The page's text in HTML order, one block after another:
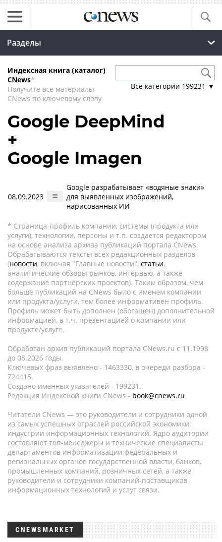
Разделы
Индексная книга (каталог)
CNews*
Получите все материалы
CNews по ключевому слову
Все категории 199231 ▼
Google DeepMind
+
Google Imagen
08.09.2023
Google разрабатывает «водяные знаки»
для выявленных изображений,
нарисованных ИИ
* Страница-профиль компании, системы (продукта или
услуги), технологии, персоны и т.п. создается редактором
на основе анализа архива публикаций портала CNews.
Обрабатываются тексты всех редакционных разделов
(новости, включая "Главные новости", статьи,
аналитические обзоры рынков, интервью, а также
содержание партнёрских проектов). Таким образом, чем
больше публикаций на CNews было с именем компании
или продукта/услуги, тем более информативен профиль.
Профиль может быть дополнен (обогащен) дополнительной
информацией, в т.ч. презентацией о компании или
продукте/услуге.
Обработан архив публикаций портала CNews.ru c 11.1998
до 08.2026 годы.
Ключевых фраз выявлено - 1463330, в очереди разбора -
724415.
Создано именных указателей - 199231.
Редакция Индексной книги CNews - book@cnews.ru
Читатели CNews — это руководители и сотрудники одной
из самых успешных отраслей российской экономики:
индустрии информационных технологий. Ядро аудитории
составляют топ-менеджеры и технические специалисты
департаментов информатизации федеральных и
региональных органов государственной власти, банков,
промышленных компаний, розничных сетей, а также
руководители и сотрудники компаний-поставщиков
информационных технологий и услуг связи.
CNEWSMARKET